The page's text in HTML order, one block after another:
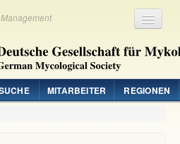
MITARBEITER REGIONEN